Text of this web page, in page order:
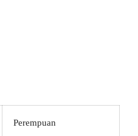
Perempuan